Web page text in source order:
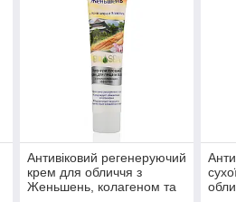
Антивіковий регенеруючий
крем для обличчя з
Женьшень, колагеном та